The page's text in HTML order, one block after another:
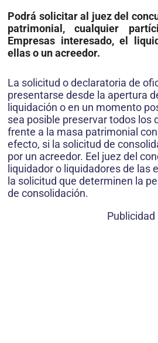
Podrá solicitar al juez del
patrimonial, cualquier
Empresas interesado, el
ellas o un acreedor.
La solicitud o declaratoria de
presentarse desde la apertura
liquidación o en un momento
sea posible preservar todos los
frente a la masa patrimonial
efecto, si la solicitud de
por un acreedor. Eel juez del
liquidador o liquidadores de las
la solicitud que determinen la
de consolidación.
Publicidad